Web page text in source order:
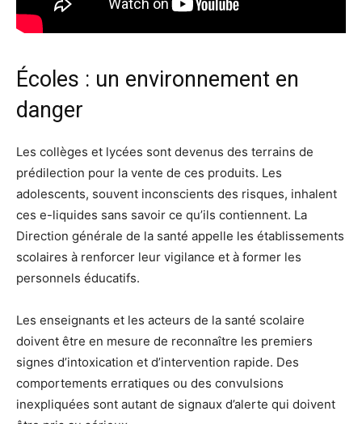
Écoles : un environnement en
danger
Les collèges et lycées sont devenus des terrains de
prédilection pour la vente de ces produits. Les
adolescents, souvent inconscients des risques, inhalent
ces e-liquides sans savoir ce qu’ils contiennent. La
Direction générale de la santé appelle les établissements
scolaires à renforcer leur vigilance et à former les
personnels éducatifs.
Les enseignants et les acteurs de la santé scolaire
doivent être en mesure de reconnaître les premiers
signes d’intoxication et d’intervention rapide. Des
comportements erratiques ou des convulsions
inexpliquées sont autant de signaux d’alerte qui doivent